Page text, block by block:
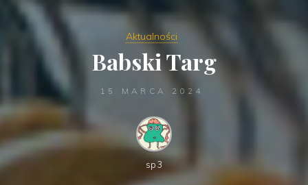
Aktualności
Babski Targ
15 MARCA 2024
sp3